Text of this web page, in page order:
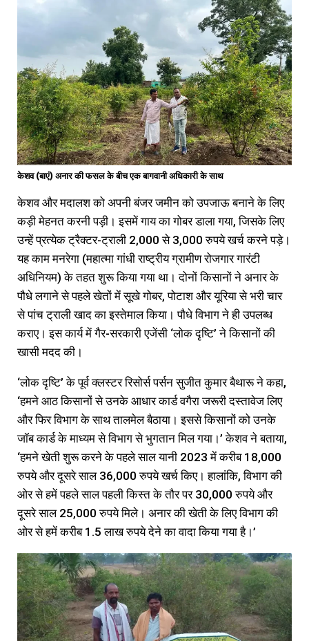
केशव (बाएं) अनार की फसल के बीच एक बागवानी अधिकारी के साथ
केशव और मदालश को अपनी बंजर जमीन को उपजाऊ बनाने के लिए
कड़ी मेहनत करनी पड़ी। इसमें गाय का गोबर डाला गया, जिसके लिए
उन्हें प्रत्येक ट्रैक्टर-ट्राली 2,000 से 3,000 रुपये खर्च करने पड़े।
यह काम मनरेगा (महात्मा गांधी राष्ट्रीय ग्रामीण रोजगार गारंटी
अधिनियम) के तहत शुरू किया गया था। दोनों किसानों ने अनार के
पौधे लगाने से पहले खेतों में सूखे गोबर, पोटाश और यूरिया से भरी चार
से पांच ट्राली खाद का इस्तेमाल किया। पौधे विभाग ने ही उपलब्ध
कराए। इस कार्य में गैर-सरकारी एजेंसी ‘लोक दृष्टि’ ने किसानों की
खासी मदद की।
‘लोक दृष्टि’ के पूर्व क्लस्टर रिसोर्स पर्सन सुजीत कुमार बैथारू ने कहा,
‘हमने आठ किसानों से उनके आधार कार्ड वगैरा जरूरी दस्तावेज लिए
और फिर विभाग के साथ तालमेल बैठाया। इससे किसानों को उनके
जॉब कार्ड के माध्यम से विभाग से भुगतान मिल गया।’ केशव ने बताया,
‘हमने खेती शुरू करने के पहले साल यानी 2023 में करीब 18,000
रुपये और दूसरे साल 36,000 रुपये खर्च किए। हालांकि, विभाग की
ओर से हमें पहले साल पहली किस्त के तौर पर 30,000 रुपये और
दूसरे साल 25,000 रुपये मिले। अनार की खेती के लिए विभाग की
ओर से हमें करीब 1.5 लाख रुपये देने का वादा किया गया है।’